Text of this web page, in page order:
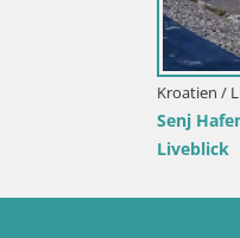
Kroatien / Lika-Senj / Senj
Senj Hafen Webcam –